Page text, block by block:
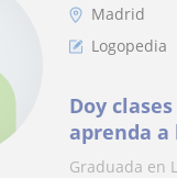
Madrid
Logopedia
Doy
aprenda
a que
Graduada en